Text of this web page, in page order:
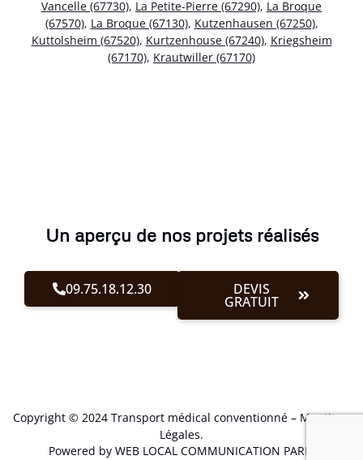
Vancelle (67730), La Petite-Pierre (67290), La Broque
(67570), La Broque (67130), Kutzenhausen (67250),
Kuttolsheim (67520), Kurtzenhouse (67240), Kriegsheim
(67170), Krautwiller (67170)
Un aperçu de nos projets réalisés
09.75.18.12.30 DEVIS
GRATUIT
Copyright © 2024 Transport médical conventionné – Mentions
Légales.
Powered by WEB LOCAL COMMUNICATION PARIS